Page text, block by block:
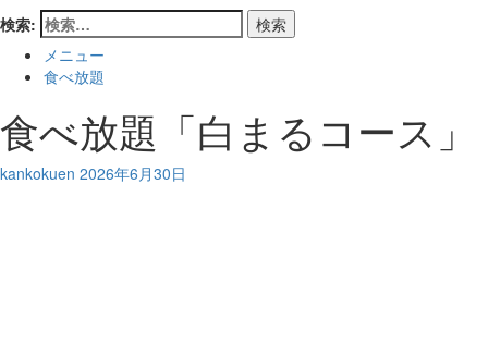
検索:
メニュー
食べ放題
食べ放題「白まるコース」
kankokuen 2026年6月30日